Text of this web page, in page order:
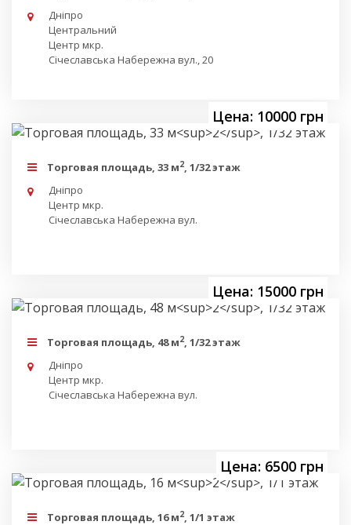
Дніпро
Центральний
Центр мкр.
Січеславська Набережна вул., 20
Цена: 10000 грн
Торговая площадь, 33 м2, 1/32 этаж
Дніпро
Центр мкр.
Січеславська Набережна вул.
Цена: 15000 грн
Торговая площадь, 48 м2, 1/32 этаж
Дніпро
Центр мкр.
Січеславська Набережна вул.
Цена: 6500 грн
Торговая площадь, 16 м2, 1/1 этаж